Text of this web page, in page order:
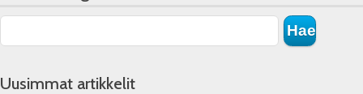
Uusimmat artikkelit